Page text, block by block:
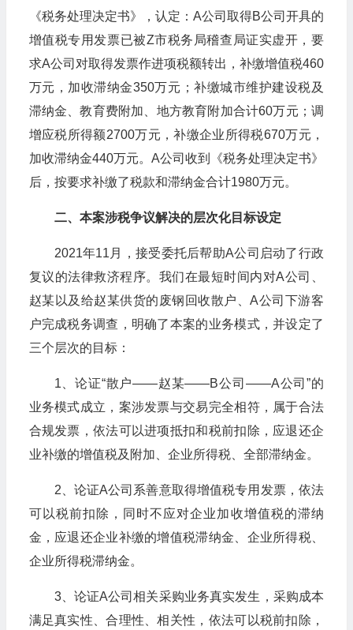
《税务处理决定书》，认定：A公司取得B公司开具的
增值税专用发票已被Z市税务局稽查局证实虚开，要
求A公司对取得发票作进项税额转出，补缴增值税460
万元，加收滞纳金350万元；补缴城市维护建设税及
滞纳金、教育费附加、地方教育附加合计60万元；调
增应税所得额2700万元，补缴企业所得税670万元，
加收滞纳金440万元。A公司收到《税务处理决定书》
后，按要求补缴了税款和滞纳金合计1980万元。
二、本案涉税争议解决的层次化目标设定
2021年11月，接受委托后帮助A公司启动了行政
复议的法律救济程序。我们在最短时间内对A公司、
赵某以及给赵某供货的废钢回收散户、A公司下游客
户完成税务调查，明确了本案的业务模式，并设定了
三个层次的目标：
1、论证“散户——赵某——B公司——A公司”的
业务模式成立，案涉发票与交易完全相符，属于合法
合规发票，依法可以进项抵扣和税前扣除，应退还企
业补缴的增值税及附加、企业所得税、全部滞纳金。
2、论证A公司系善意取得增值税专用发票，依法
可以税前扣除，同时不应对企业加收增值税的滞纳
金，应退还企业补缴的增值税滞纳金、企业所得税、
企业所得税滞纳金。
3、论证A公司相关采购业务真实发生，采购成本
满足真实性、合理性、相关性，依法可以税前扣除，